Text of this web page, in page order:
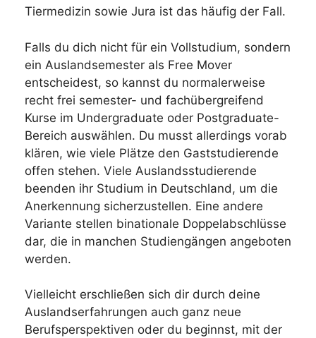
Tiermedizin sowie Jura ist das häufig der Fall.
Falls du dich nicht für ein Vollstudium, sondern
ein Auslandsemester als Free Mover
entscheidest, so kannst du normalerweise
recht frei semester- und fachübergreifend
Kurse im Undergraduate oder Postgraduate-
Bereich auswählen. Du musst allerdings vorab
klären, wie viele Plätze den Gaststudierende
offen stehen. Viele Auslandsstudierende
beenden ihr Studium in Deutschland, um die
Anerkennung sicherzustellen. Eine andere
Variante stellen binationale Doppelabschlüsse
dar, die in manchen Studiengängen angeboten
werden.
Vielleicht erschließen sich dir durch deine
Auslandserfahrungen auch ganz neue
Berufsperspektiven oder du beginnst, mit der